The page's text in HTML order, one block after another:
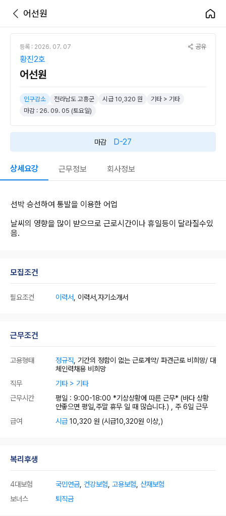
어선원
등록 : 2026. 07. 07 공유
황진2호
어선원
인구감소 전라남도 고흥군 시급 10,320 원
기타 > 기타
마감 : 26. 09. 05 (토요일)
마감 D-27
상세요강 근무정보 회사정보
선박 승선하여 통발을 이용한 어업
날씨의 영향을 많이 받으므로 근로시간이나 휴일등이 달라질수있
음.
모집조건
필요조건 이력서 , 이력서,자기소개서
근무조건
고용형태 정규직 , 기간의 정함이 없는 근로계약/ 파견근로 비희망/ 대
체인력채용 비희망
직무
기타 > 기타
근무시간
평일 : 9:00-18:00 *기상상황에 따른 근무* (바다 상황
안좋으면 평일,주말 휴무 일 때 많습니다.) , 주 6일 근무
급여
시급 10,320 원 (시급10,320원 이상,)
복리후생
4대보험 국민연금 건강보험 고용보험 산재보험
보너스
퇴직금